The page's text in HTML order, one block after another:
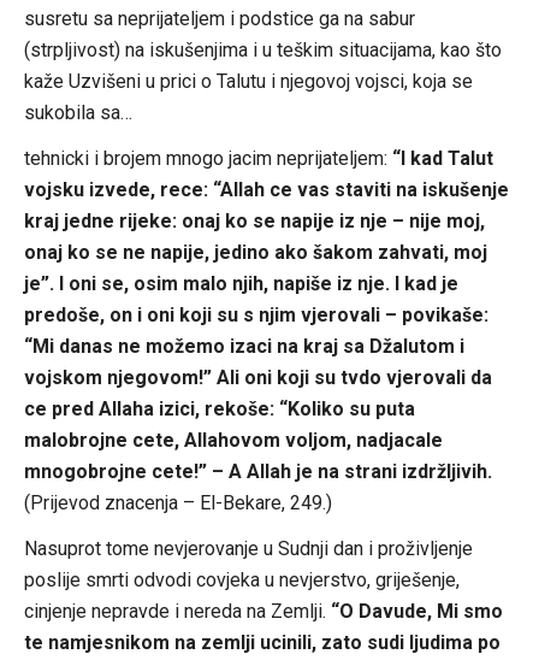
susretu sa neprijateljem i podstice ga na sabur
(strpljivost) na iskušenjima i u teškim situacijama, kao što
kaže Uzvišeni u prici o Talutu i njegovoj vojsci, koja se
sukobila sa…
tehnicki i brojem mnogo jacim neprijateljem: “I kad Talut
vojsku izvede, rece: “Allah ce vas staviti na iskušenje
kraj jedne rijeke: onaj ko se napije iz nje – nije moj,
onaj ko se ne napije, jedino ako šakom zahvati, moj
je”. I oni se, osim malo njih, napiše iz nje. I kad je
predoše, on i oni koji su s njim vjerovali – povikaše:
“Mi danas ne možemo izaci na kraj sa Džalutom i
vojskom njegovom!” Ali oni koji su tvdo vjerovali da
ce pred Allaha izici, rekoše: “Koliko su puta
malobrojne cete, Allahovom voljom, nadjacale
mnogobrojne cete!” – A Allah je na strani izdržljivih.
(Prijevod znacenja – El-Bekare, 249.)
Nasuprot tome nevjerovanje u Sudnji dan i proživljenje
poslije smrti odvodi covjeka u nevjerstvo, griješenje,
cinjenje nepravde i nereda na Zemlji. “O Davude, Mi smo
te namjesnikom na zemlji ucinili, zato sudi ljudima po